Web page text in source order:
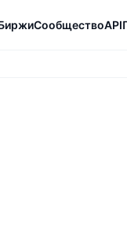
СообществоAPI